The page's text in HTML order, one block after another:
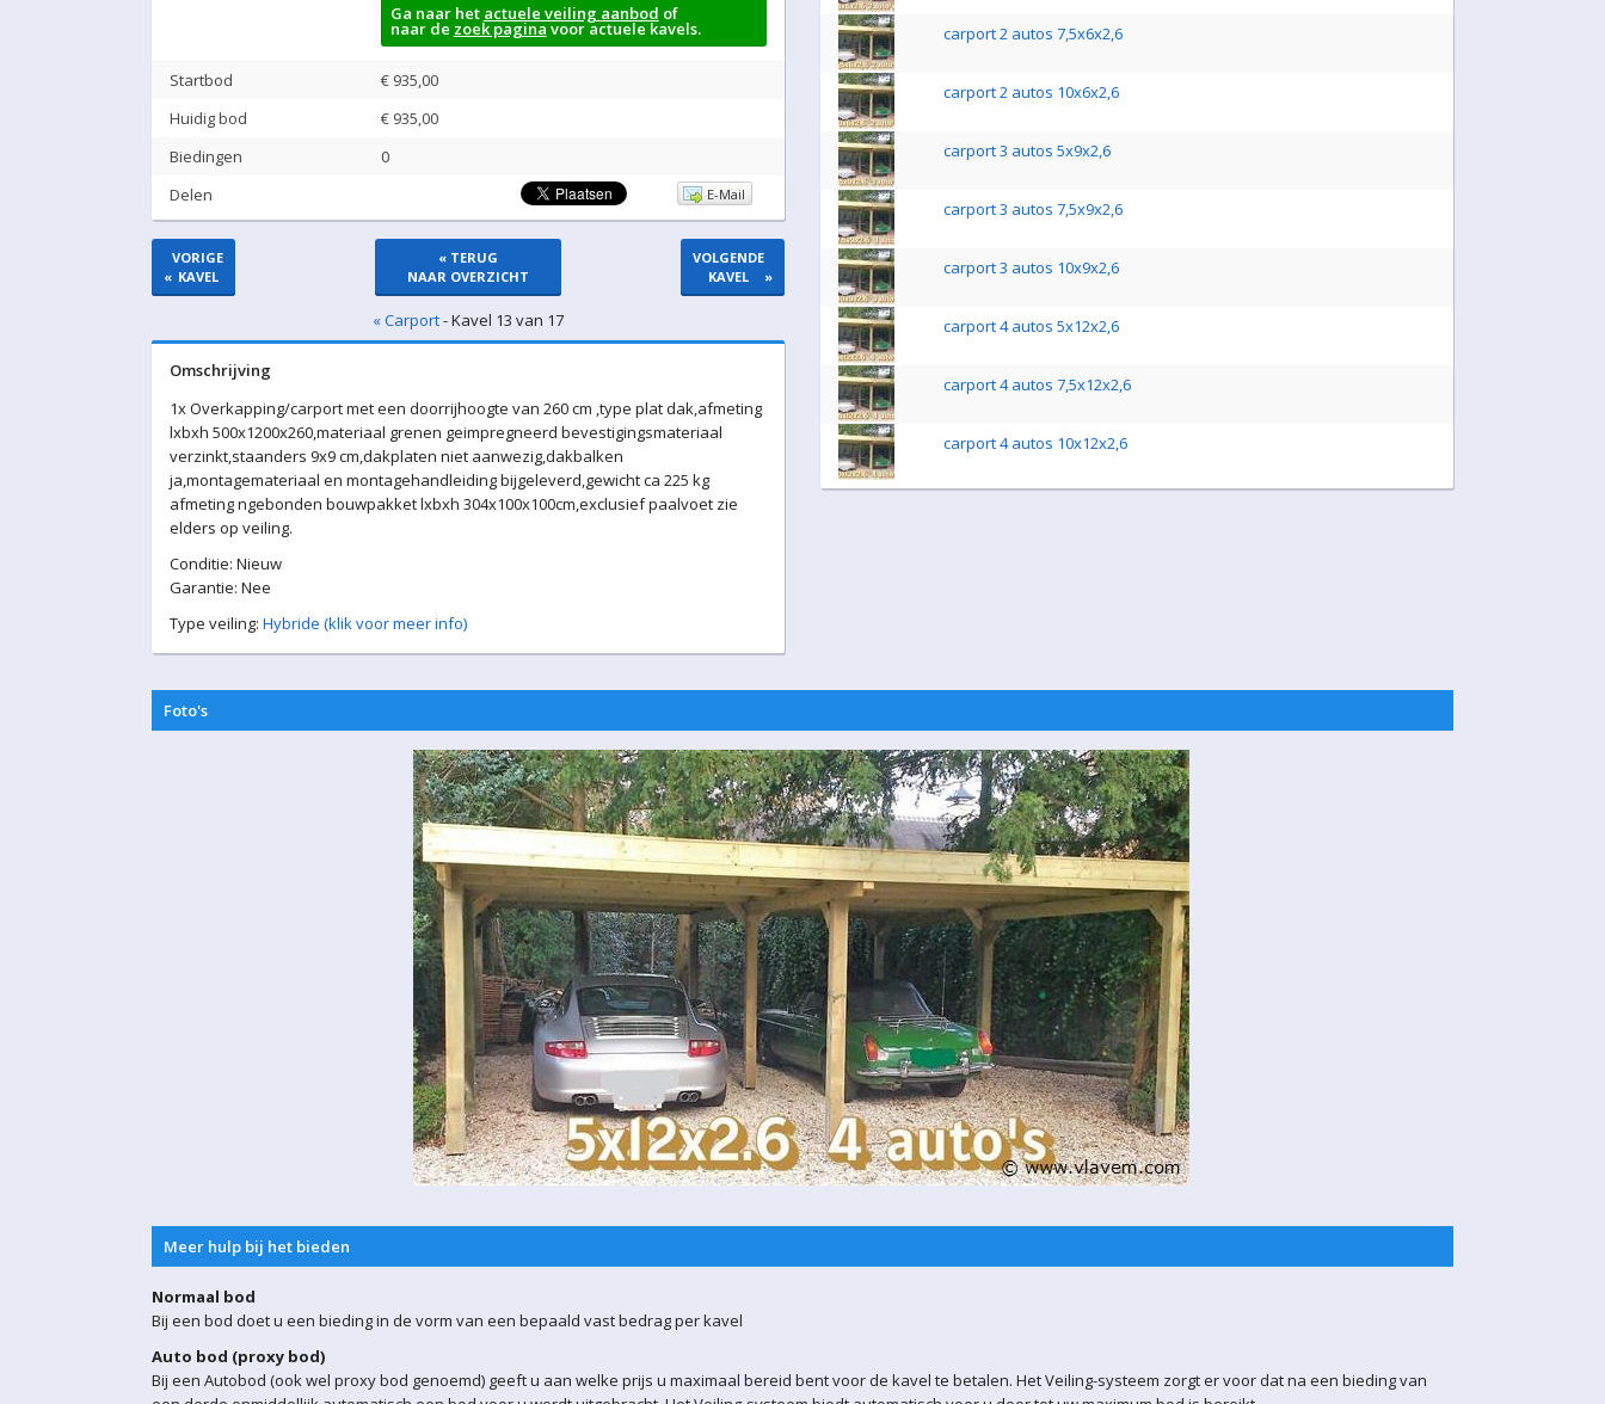
Ga naar het actuele veiling aanbod of
naar de zoek paginavoor actuele kavels.
Startbod
€ 935,00
Huidig bod
€ 935,00
Biedingen
0
Delen
E-Mail
«
VORIGE
KAVEL
« TERUG
NAAR OVERZICHT
VOLGENDE
KAVEL
»
« Carport- Kavel 13 van 17
Omschrijving
1x Overkapping/carport met een doorrijhoogte van 260 cm ,type plat dak,afmeting
lxbxh 500x1200x260,materiaal grenen geimpregneerd bevestigingsmateriaal
verzinkt,staanders 9x9 cm,dakplaten niet aanwezig,dakbalken
ja,montagemateriaal en montagehandleiding bijgeleverd,gewicht ca 225 kg
afmeting ngebonden bouwpakket lxbxh 304x100x100cm,exclusief paalvoet zie
elders op veiling.
Conditie: Nieuw
Garantie: Nee
Type veiling: Hybride (klik voor meer info)
carport 2 autos 7,5x6x2,6
carport 2 autos 10x6x2,6
carport 3 autos 5x9x2,6
carport 3 autos 7,5x9x2,6
carport 3 autos 10x9x2,6
carport 4 autos 5x12x2,6
carport 4 autos 7,5x12x2,6
carport 4 autos 10x12x2,6
Foto's
Meer hulp bij het bieden
Normaal bod
Bij een bod doet u een bieding in de vorm van een bepaald vast bedrag per kavel
Auto bod (proxy bod)
Bij een Autobod (ook wel proxy bod genoemd) geeft u aan welke prijs u maximaal bereid bent voor de kavel te betalen. Het Veiling-systeem zorgt er voor dat na een bieding van